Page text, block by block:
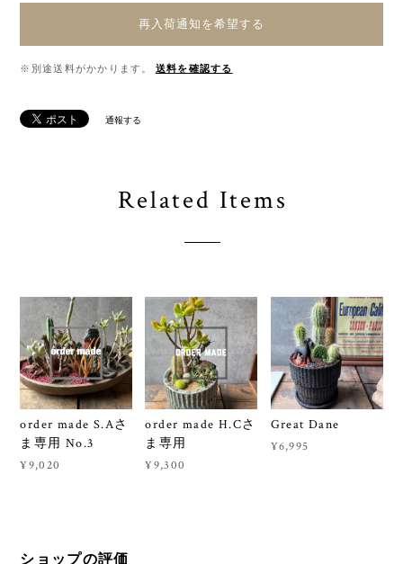
再入荷通知を希望する
※別途送料がかかります。 送料を確認する
通報する
Related Items
order made S.Aさ
ま専用 No.3
¥9,020
order made H.Cさ
ま専用
¥9,300
Great Dane
¥6,995
ショップの評価